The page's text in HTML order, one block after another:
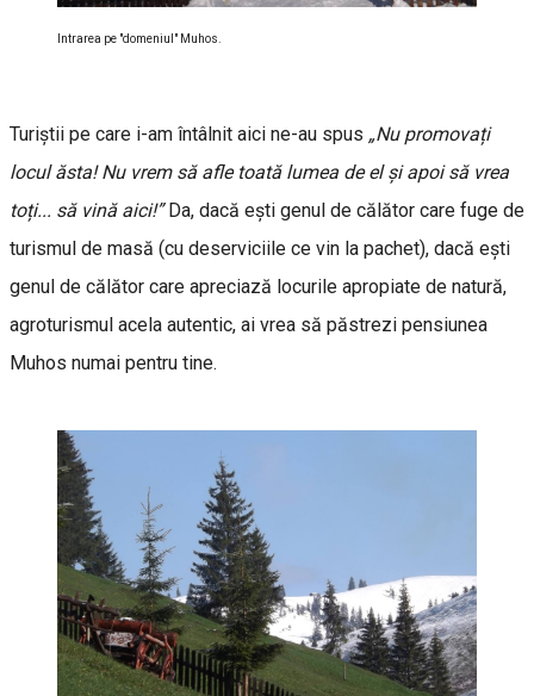
Intrarea pe "domeniul" Muhos.
Turiștii pe care i-am întâlnit aici ne-au spus „Nu promovați
locul ăsta! Nu vrem să afle toată lumea de el și apoi să vrea
toți... să vină aici!”Da, dacă ești genul de călător care fuge de
turismul de masă (cu deserviciile ce vin la pachet), dacă ești
genul de călător care apreciază locurile apropiate de natură,
agroturismul acela autentic, ai vrea să păstrezi pensiunea
Muhos numai pentru tine.